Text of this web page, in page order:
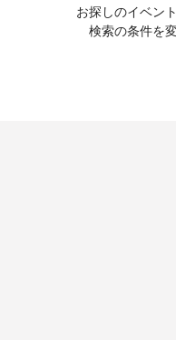
お探しのイベン
検索の条件を